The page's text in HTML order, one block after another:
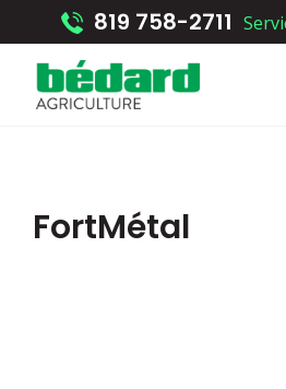
Aller au contenu principal
819 758-2711
FortMétal